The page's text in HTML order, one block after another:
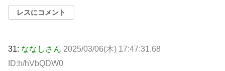
レスにコメント
31: ななしさん 2025/03/06(木) 17:47:31.68
ID:h/hVbQDW0